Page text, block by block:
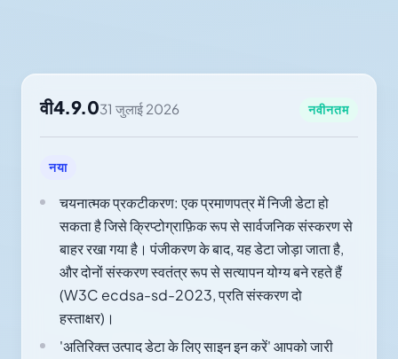
वी4.9.031 जुलाई 2026 नवीनतम
नया
चयनात्मक प्रकटीकरण: एक प्रमाणपत्र में निजी डेटा हो
सकता है जिसे क्रिप्टोग्राफ़िक रूप से सार्वजनिक संस्करण से
बाहर रखा गया है। पंजीकरण के बाद, यह डेटा जोड़ा जाता है,
और दोनों संस्करण स्वतंत्र रूप से सत्यापन योग्य बने रहते हैं
(W3C ecdsa-sd-2023, प्रति संस्करण दो
हस्ताक्षर)।
'अतिरिक्त उत्पाद डेटा के लिए साइन इन करें' आपको जारी